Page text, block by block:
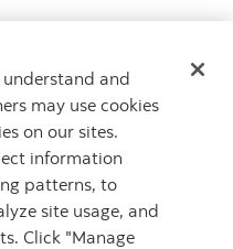
pas toujours facile,
à y faire face. »
transformer
en atouts incroyables,
dirigeons, motivons et
and
may use cookies
on our sites.
information
patterns, to
site usage, and
Click "Manage